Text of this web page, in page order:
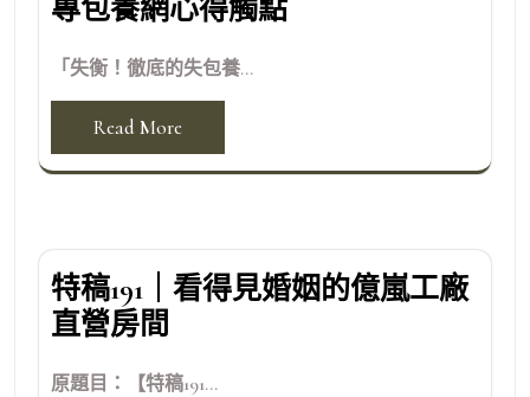
專包養網心得觸點
「失衡！徹底的失包養...
Read More
特稿191｜看得見婚姻的億嵐工廠
直營房間
原題目：【特稿191...